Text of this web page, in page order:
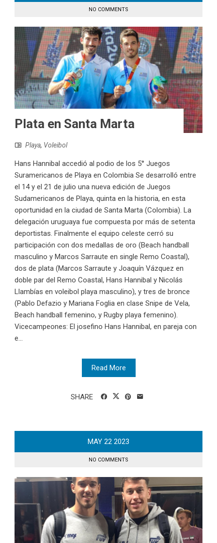
NO COMMENTS
Plata en Santa Marta
Playa, Voleibol
Hans Hannibal accedió al podio de los 5° Juegos
Suramericanos de Playa en Colombia Se desarrolló entre
el 14 y el 21 de julio una nueva edición de Juegos
Sudamericanos de Playa, quinta en la historia, en esta
oportunidad en la ciudad de Santa Marta (Colombia). La
delegación uruguaya fue compuesta por más de setenta
deportistas. Finalmente el equipo celeste cerró su
participación con dos medallas de oro (Beach handball
masculino y Marcos Sarraute en single Remo Coastal),
dos de plata (Marcos Sarraute y Joaquín Vázquez en
doble par del Remo Coastal, Hans Hannibal y Nicolás
Llambías en voleibol playa masculino), y tres de bronce
(Pablo Defazio y Mariana Foglia en clase Snipe de Vela,
Beach handball femenino, y Rugby playa femenino).
Vicecampeones: El josefino Hans Hannibal, en pareja con
e...
Read More
SHARE
MAY 22 2023
NO COMMENTS